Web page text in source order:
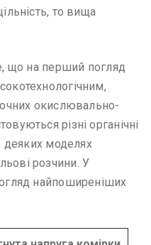
то вища
що на перший погляд
окислювально-
різні органічні
деяких моделях
розчини. У
найпоширеніших